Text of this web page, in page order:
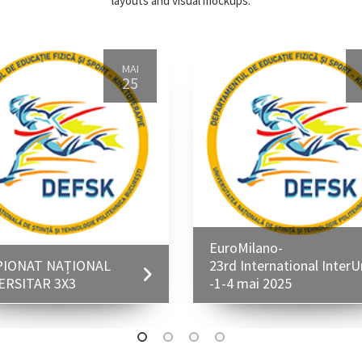
MAI
25
NAȚIONAL
3X3
EuroMilano-
23rd International
-1-4 mai 2025